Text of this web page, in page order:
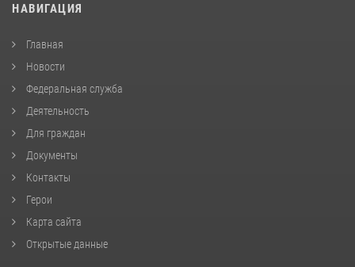
НАВИГАЦИЯ
Главная
Новости
Федеральная служба
Деятельность
Для граждан
Документы
Контакты
Герои
Карта сайта
Открытые данные